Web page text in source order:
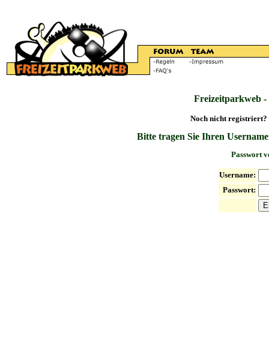
Freizeitparkweb
Noch nicht registriert?
Bitte tragen Sie Ihren
Passwort
Username:
Passwort: